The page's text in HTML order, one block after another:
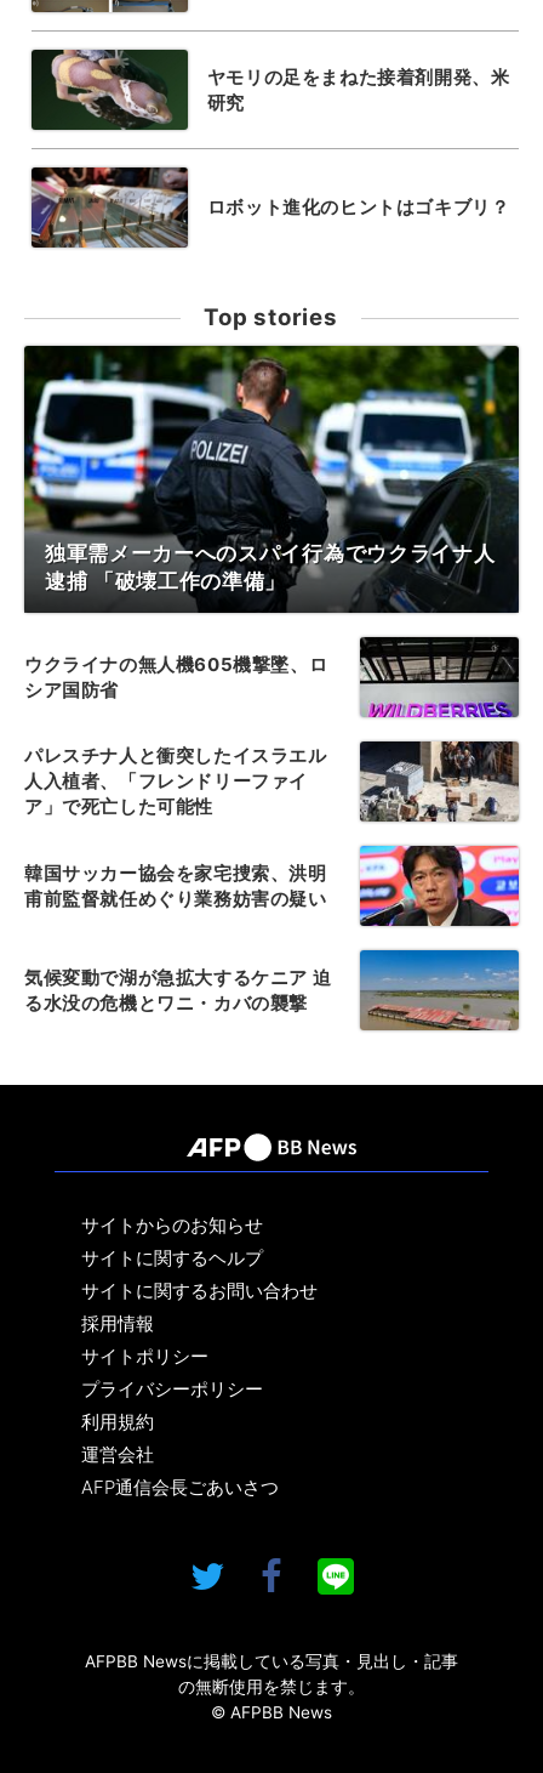
ヤモリの足をまねた接着剤開発、米
研究
ロボット進化のヒントはゴキブリ？
Top stories
独軍需メーカーへのスパイ行為でウクライナ人
逮捕 「破壊工作の準備」
ウクライナの無人機605機撃墜、ロ
シア国防省
パレスチナ人と衝突したイスラエル
人入植者、「フレンドリーファイ
ア」で死亡した可能性
韓国サッカー協会を家宅捜索、洪明
甫前監督就任めぐり業務妨害の疑い
気候変動で湖が急拡大するケニア 迫
る水没の危機とワニ・カバの襲撃
サイトからのお知らせ
サイトに関するヘルプ
サイトに関するお問い合わせ
採用情報
サイトポリシー
プライバシーポリシー
利用規約
運営会社
AFP通信会長ごあいさつ
AFPBB Newsに掲載している写真・見出し・記事
の無断使用を禁じます。
© AFPBB News